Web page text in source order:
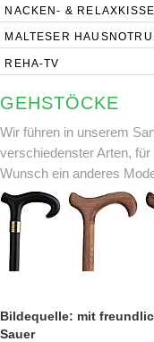
NACKEN- &
MALTESER
REHA-TV
GEHSTÖCKE
Wir führen in unserem
verschiedenster Arten,
Wunsch ein anderes
Bildequelle: mit
Sauer